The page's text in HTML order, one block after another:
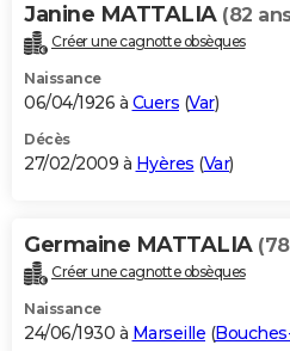
Janine MATTALIA (82
Créer une cagnotte obsèques
Naissance
06/04/1926 à Cuers (Var)
Décès
27/02/2009 à Hyères (Var)
Germaine MATTALIA
Créer une cagnotte obsèques
Naissance
24/06/1930 à Marseille (